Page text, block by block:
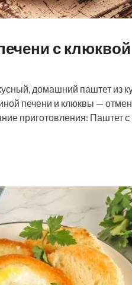
с клюквой
домашний паштет из
печени и клюквы —
приготовления: Паштет